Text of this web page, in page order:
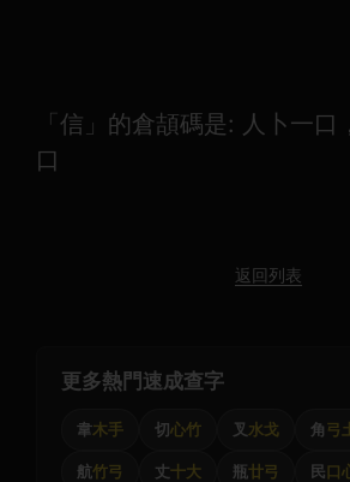
「信」的倉頡碼是: 人卜一口
口
返回列表
更多熱門速成查字
韋木手 切心竹 叉 水戈 角弓
航竹弓 丈十大 瓶廿弓 民口